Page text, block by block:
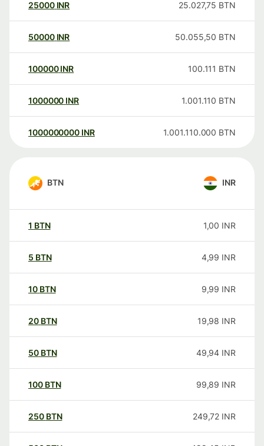
25000 INR 25.027,75 BTN
50000 INR 50.055,50 BTN
100000 INR 100.111 BTN
1000000 INR 1.001.110 BTN
1000000000 INR 1.001.110.000 BTN
BTN INR
1 BTN 1,00 INR
5 BTN 4,99 INR
10 BTN 9,99 INR
20 BTN 19,98 INR
50 BTN 49,94 INR
100 BTN 99,89 INR
250 BTN 249,72 INR